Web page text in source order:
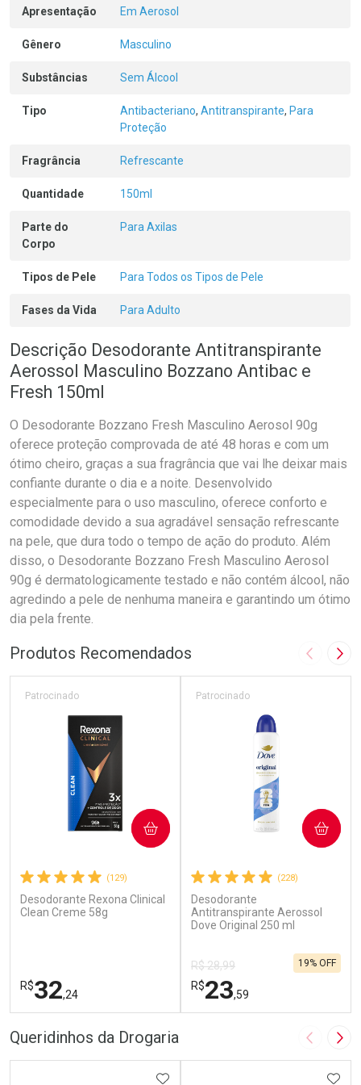
Apresentação Em Aerosol
Gênero Masculino
Substâncias Sem Álcool
Tipo Antibacteriano, Antitranspirante, Para
Proteção
Fragrância Refrescante
Quantidade 150ml
Parte do
Corpo
Para Axilas
Tipos de Pele Para Todos os Tipos de Pele
Fases da Vida Para Adulto
Descrição Desodorante Antitranspirante
Aerossol Masculino Bozzano Antibac e
Fresh 150ml
O Desodorante Bozzano Fresh Masculino Aerosol 90g
oferece proteção comprovada de até 48 horas e com um
ótimo cheiro, graças a sua fragrância que vai lhe deixar mais
confiante durante o dia e a noite. Desenvolvido
especialmente para o uso masculino, oferece conforto e
comodidade devido a sua agradável sensação refrescante
na pele, que dura todo o tempo de ação do produto. Além
disso, o Desodorante Bozzano Fresh Masculino Aerosol
90g é dermatologicamente testado e não contém álcool, não
agredindo a pele de nenhuma maneira e garantindo um ótimo
dia pela frente.
Produtos Recomendados Imagem
(129)
Desodorante Rexona Clinical
Clean Creme 58g
Patrocinado
R$32,24
COMPRAR
(228)
Desodorante
Antitranspirante Aerossol
Dove Original 250 ml
Patrocinado
R$ 28,99
R$23,59
19% OFF
COMPRAR
Queridinhos da Drogaria Imagem
ADICIONAR AOS FAVORITOS